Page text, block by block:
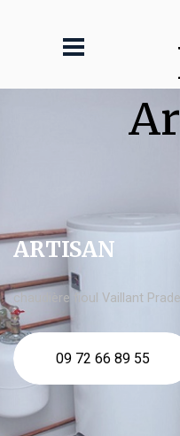
ARTISAN
chaudière fioul Vaillant
09 72 66 89 55